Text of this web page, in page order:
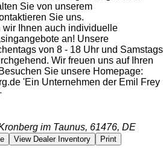
Sie von unserem
Sie uns.
Ihnen auch individuelle
an! Unsere
von 8 - 18 Uhr und Samstags
Wir freuen uns auf Ihren
Sie unsere Homepage:
'Ein Unternehmen der Emil Frey
im Taunus, 61476, DE
View Dealer Inventory Print